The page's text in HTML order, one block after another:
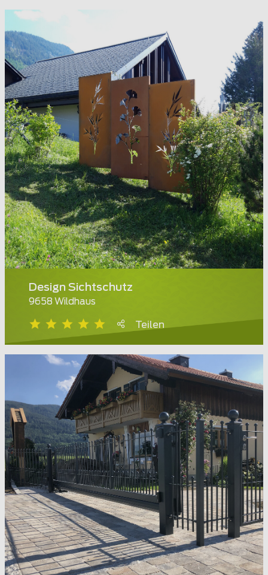
Design Sichtschutz
9658 Wildhaus
Teilen